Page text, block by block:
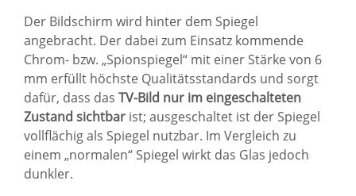
Der Bildschirm wird hinter dem Spiegel
angebracht. Der dabei zum Einsatz kommende
Chrom- bzw. „Spionspiegel“ mit einer Stärke von 6
mm erfüllt höchste Qualitätsstandards und sorgt
dafür, dass das TV-Bild nur im eingeschalteten
Zustand sichtbar ist; ausgeschaltet ist der Spiegel
vollflächig als Spiegel nutzbar. Im Vergleich zu
einem „normalen“ Spiegel wirkt das Glas jedoch
dunkler.